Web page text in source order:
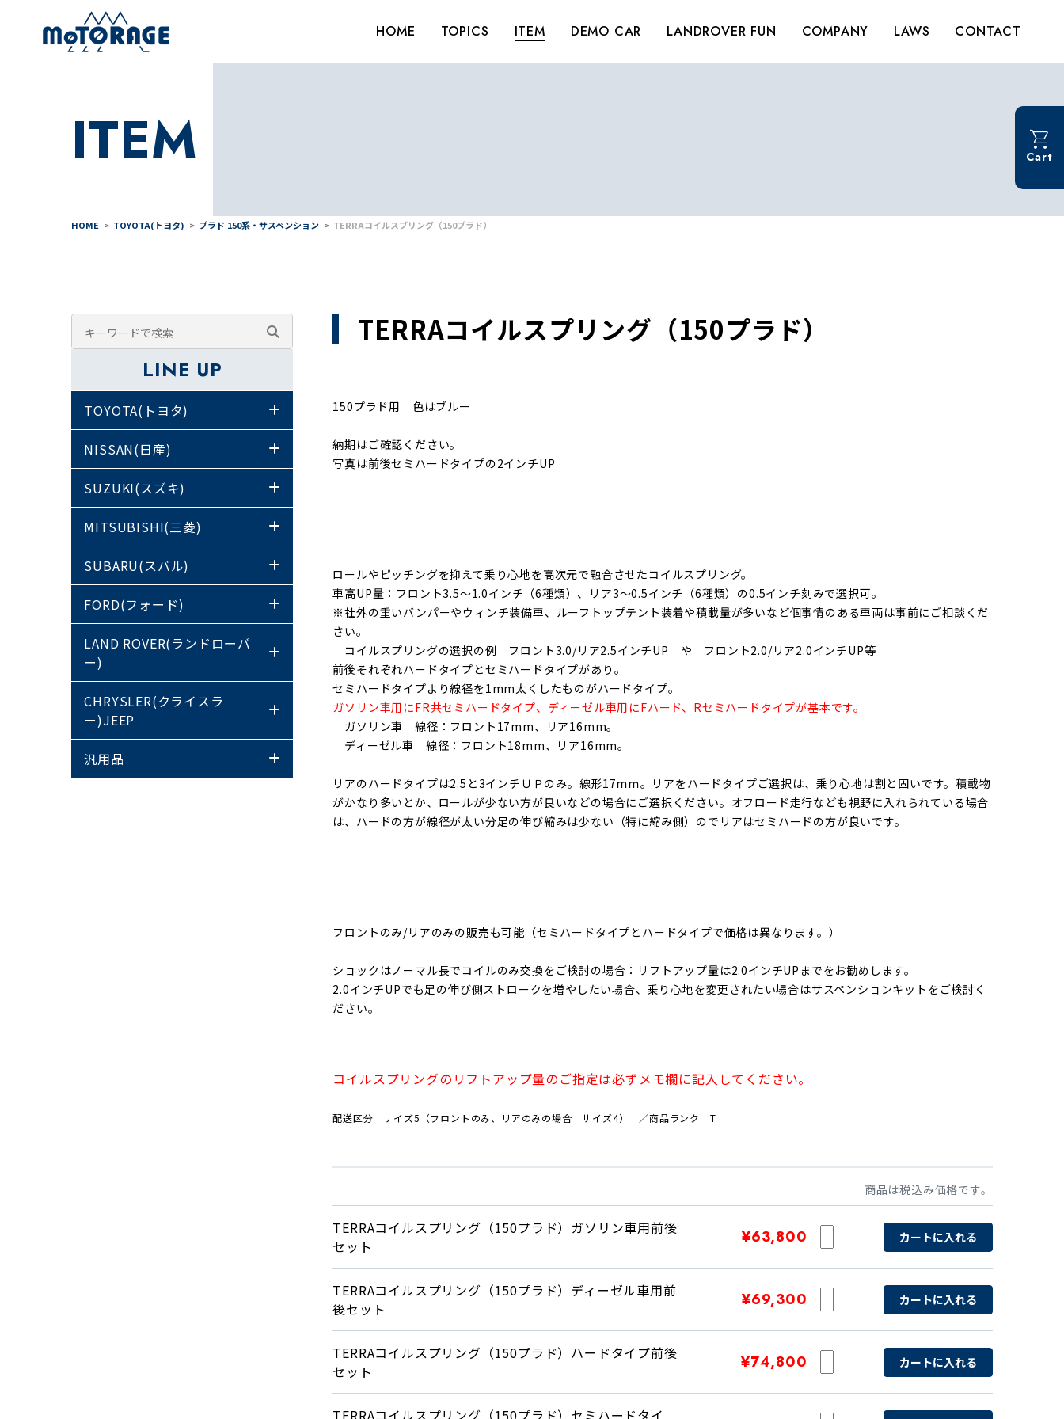
HOME TOPICS ITEM DEMO CAR LANDROVER FUN COMPANY LAWS CONTACT
ITEM
HOME TOYOTA(トヨタ) プラド 150系・サスペンション TERRAコイルスプリング（150プラド）
TERRAコイルスプリング（150プラド）
150プラド用 色はブルー
納期はご確認ください。
写真は前後セミハードタイプの2インチUP
ロールやピッチングを抑えて乗り心地を高次元で融合させたコイルスプリング。
車高UP量：フロント3.5～1.0インチ（6種類）、リア3～0.5インチ（6種類）の0.5インチ刻みで選択可。
※社外の重いバンパーやウィンチ装備車、ルーフトップテント装着や積載量が多いなど個事情のある車両は事前にご相談くだ
さい。
コイルスプリングの選択の例 フロント3.0/リア2.5インチUP や フロント2.0/リア2.0インチUP等
前後それぞれハードタイプとセミハードタイプがあり。
セミハードタイプより線径を1mm太くしたものがハードタイプ。
ガソリン車用にFR共セミハードタイプ、ディーゼル車用にFハード、Rセミハードタイプが基本です。
ガソリン車 線径：フロント17mm、リア16mm。
ディーゼル車 線径：フロント18mm、リア16mm。
リアのハードタイプは2.5と3インチＵＰのみ。線形17ｍｍ。リアをハードタイプご選択は、乗り心地は割と固いです。積載物
がかなり多いとか、ロールが少ない方が良いなどの場合にご選択ください。オフロード走行なども視野に入れられている場合
は、ハードの方が線径が太い分足の伸び縮みは少ない（特に縮み側）のでリアはセミハードの方が良いです。
フロントのみ/リアのみの販売も可能（セミハードタイプとハードタイプで価格は異なります。）
ショックはノーマル長でコイルのみ交換をご検討の場合：リフトアップ量は2.0インチUPまでをお勧めします。
2.0インチUPでも足の伸び側ストロークを増やしたい場合、乗り心地を変更されたい場合はサスペンションキットをご検討く
ださい。
コイルスプリングのリフトアップ量のご指定は必ずメモ欄に記入してください。
配送区分 サイズ5（フロントのみ、リアのみの場合 サイズ4） ／商品ランク T
商品は税込み価格です。
TERRAコイルスプリング（150プラド）ガソリン車用前後
セット
¥63,800 カートに入れる
TERRAコイルスプリング（150プラド）ディーゼル車用前
後セット
¥69,300 カートに入れる
TERRAコイルスプリング（150プラド）ハードタイプ前後
セット
¥74,800 カートに入れる
LINE UP
TOYOTA(トヨタ)
NISSAN(日産)
SUZUKI(スズキ)
MITSUBISHI(三菱)
SUBARU(スバル)
FORD(フォード)
LAND ROVER(ランドローバ
ー)
CHRYSLER(クライスラ
ー)JEEP
汎用品
Cart